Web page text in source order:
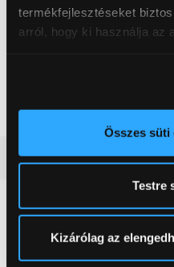
termékfejlesztéseket
arról, hogy ki használja az
elhelyezkedéséről pár
Az Ön készülékén
módjairól és adja meg
pontban. Bármikor
Sütinyilatkozathoz való
Összes süti
Testre
Kizárólag az
Gorenje NRS8182KX Side
Vásárlói vélemények(0)
0